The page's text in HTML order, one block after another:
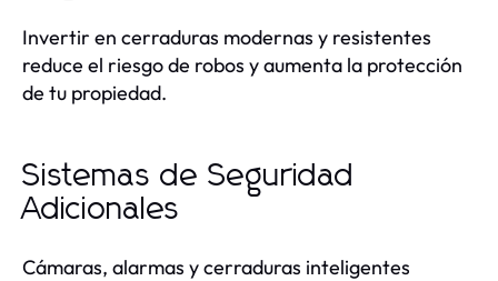
Invertir en cerraduras modernas y resistentes
reduce el riesgo de robos y aumenta la protección
de tu propiedad.
Sistemas de Seguridad
Adicionales
Cámaras, alarmas y cerraduras inteligentes